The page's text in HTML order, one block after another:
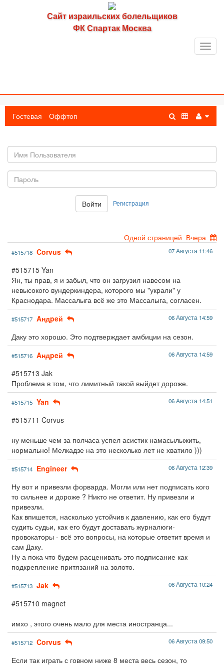
Сайт израильских болельщиков
ФК Спартак Москва
Гостевая Оффтоп
пользователя
Войти Регистрация
Одной страницей Вчера
#515718 Corvus 07 Августа 11:46
#515715 Yan
Ян, ты прав, я и забыл, что он загрузил навесом на
невысокого вундеркиндера, которого мы "украли" у
Краснодара. Массалыга всё же это Массалыга, согласен.
#515717 Aндpeй 06 Августа 14:59
Даку это хорошо. Это подтверждает амбиции на сезон.
#515716 Aндpeй 06 Августа 14:59
#515713 Jak
Проблема в том, что лимитный такой выйдет дороже.
#515715 Yan 06 Августа 14:51
#515711 Corvus
ну меньше чем за полчаса успел асистик намасылыжить,
нормально! Мелкадзе на это несколько лет не хватило )))
#515714 Engineer 06 Августа 12:39
Ну вот и привезли форварда. Могли или нет подписать кого
то сильнее и дороже ? Никто не ответит. Ну привезли и
привезли.
Как впишется, насколько устойчив к давлению, как его будут
судить судьи, как его будут доставать журналюги-
провокаторы - всё это вопросы, на которые ответит время и
сам Даку.
Ну а пока что будем расценивать это подписание как
подкрепление притязаний на золото.
#515713 Jak 06 Августа 10:24
#515710 magnet
имхо , этого очень мало для места иностранца...
#515712 Corvus 06 Августа 09:50
Если так играть с говном ниже 8 места весь сезон, то